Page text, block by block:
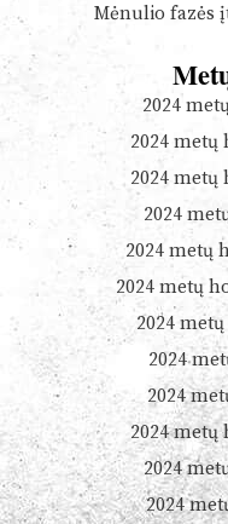
Mėnulio fazės
2024
2024 metų
2024 metų
2024
2024 metų
2024 metų
2024
2024
2024
2024 metų
2024
2024